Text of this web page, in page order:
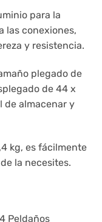
para la
las conexiones,
y resistencia.
plegado de
de 44 x
de almacenar y
kg, es fácilmente
la necesites.
Peldaños